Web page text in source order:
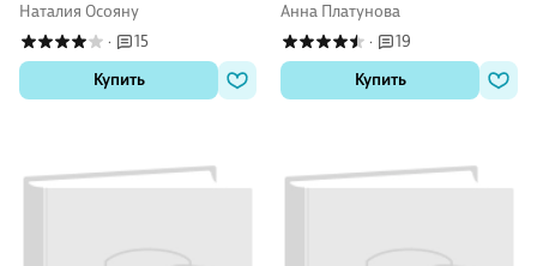
Наталия Осояну
·
15
Купить
Анна Платунова
·
19
Купить